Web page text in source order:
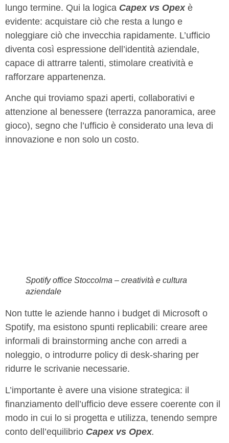
lungo termine. Qui la logica Capex vs Opexè
evidente: acquistare ciò che resta a lungo e
noleggiare ciò che invecchia rapidamente. L’ufficio
diventa così espressione dell’identità aziendale,
capace di attrarre talenti, stimolare creatività e
rafforzare appartenenza.
Anche qui troviamo spazi aperti, collaborativi e
attenzione al benessere (terrazza panoramica, aree
gioco), segno che l’ufficio è considerato una leva di
innovazione e non solo un costo.
Spotify office Stoccolma – creatività e cultura
aziendale
Non tutte le aziende hanno i budget di Microsoft o
Spotify, ma esistono spunti replicabili: creare aree
informali di brainstorming anche con arredi a
noleggio, o introdurre policy di desk-sharing per
ridurre le scrivanie necessarie.
L’importante è avere una visione strategica: il
finanziamento dell’ufficio deve essere coerente con il
modo in cui lo si progetta e utilizza, tenendo sempre
conto dell’equilibrio Capex vs Opex.